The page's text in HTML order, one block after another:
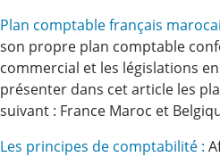
Plan comptable français
son propre plan comptable
commercial et les législations
présenter dans cet article les
suivant : France Maroc et
Les principes de comptabilité :